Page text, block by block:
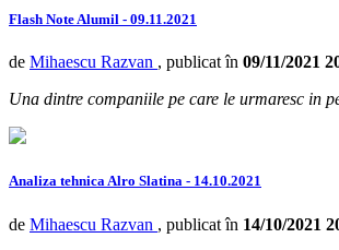
Flash Note Alumil - 09.11.2021
de Mihaescu Razvan , publicat în 09/11/2021
Una dintre companiile pe care le urmaresc in
Analiza tehnica Alro Slatina - 14.10.2021
de Mihaescu Razvan , publicat în 14/10/2021